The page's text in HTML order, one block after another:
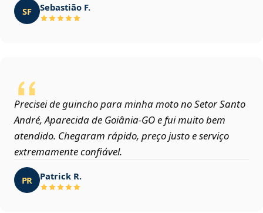
SF Sebastião F.
Precisei de guincho para minha moto no Setor Santo
André, Aparecida de Goiânia‑GO e fui muito bem
atendido. Chegaram rápido, preço justo e serviço
extremamente confiável.
PR Patrick R.